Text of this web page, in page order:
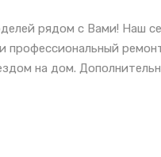
рядом с Вами! Наш
профессиональный
на дом.